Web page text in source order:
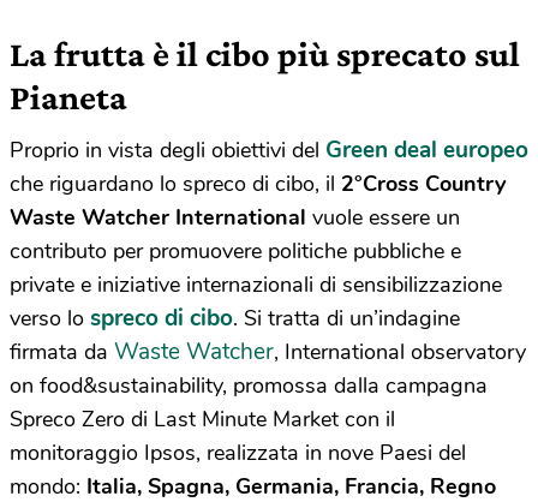
La frutta è il cibo più sprecato sul
Pianeta
Proprio in vista degli obiettivi del Green deal europeo
che riguardano lo spreco di cibo, il 2°Cross Country
Waste Watcher International vuole essere un
contributo per promuovere politiche pubbliche e
private e iniziative internazionali di sensibilizzazione
verso lo spreco di cibo. Si tratta di un’indagine
firmata da Waste Watcher, International observatory
on food&sustainability, promossa dalla campagna
Spreco Zero di Last Minute Market con il
monitoraggio Ipsos, realizzata in nove Paesi del
mondo: Italia, Spagna, Germania, Francia, Regno